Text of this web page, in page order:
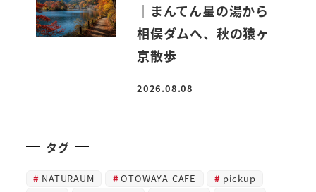
｜まんてん星の湯から
相俣ダムへ、秋の猿ヶ
京散歩
投稿日
2026.08.08
タグ
NATURAUM OTOWAYA CAFE
pickup